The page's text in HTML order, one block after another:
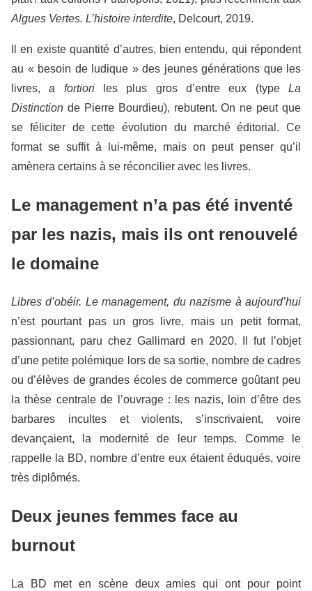
Algues Vertes. L’histoire interdite, Delcourt, 2019.
Il en existe quantité d’autres, bien entendu, qui répondent
au « besoin de ludique » des jeunes générations que les
livres,a fortioriles plus gros d’entre eux (typeLa
Distinction de Pierre Bourdieu), rebutent. On ne peut que
se féliciter de cette évolution du marché éditorial. Ce
format se suffit à lui-même, mais on peut penser qu’il
amènera certains à se réconcilier avec les livres.
Le management n’a pas été inventé
par les nazis, mais ils ont renouvelé
le domaine
Libres d’obéir. Le management, du nazisme à aujourd’hui
n’est pourtant pas un gros livre, mais un petit format,
passionnant, paru chez Gallimard en 2020. Il fut l’objet
d’une petite polémique lors de sa sortie, nombre de cadres
ou d’élèves de grandes écoles de commerce goûtant peu
la thèse centrale de l’ouvrage : les nazis, loin d’être des
barbares incultes et violents, s’inscrivaient, voire
devançaient, la modernité de leur temps. Comme le
rappelle la BD, nombre d’entre eux étaient éduqués, voire
très diplômés.
Deux jeunes femmes face au
burnout
La BD met en scène deux amies qui ont pour point